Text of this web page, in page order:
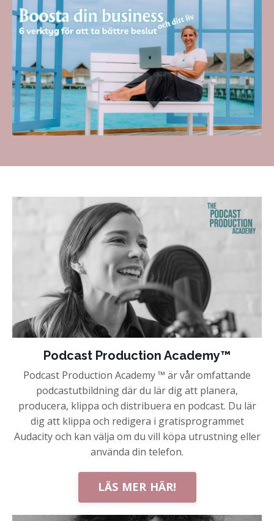
Podcast Production Academy™
Podcast Production Academy ™ är vår omfattande
podcastutbildning där du lär dig att planera,
producera, klippa och distribuera en podcast. Du lär
dig att klippa och redigera i gratisprogrammet
Audacity och kan välja om du vill köpa utrustning eller
använda din telefon.
LÄS MER HÄR!